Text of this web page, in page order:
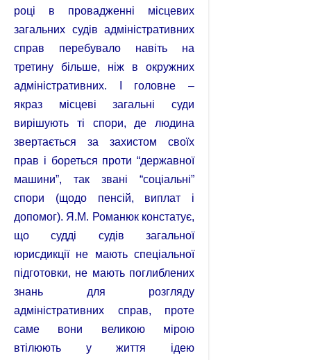
році в провадженні місцевих
загальних судів адміністративних
справ перебувало навіть на
третину більше, ніж в окружних
адміністративних. І головне –
якраз місцеві загальні суди
вирішують ті спори, де людина
звертається за захистом своїх
прав і бореться проти “державної
машини”, так звані “соціальні”
спори (щодо пенсій, виплат і
допомог). Я.М. Романюк констатує,
що судді судів загальної
юрисдикції не мають спеціальної
підготовки, не мають поглиблених
знань для розгляду
адміністративних справ, проте
саме вони великою мірою
втілюють у життя ідею